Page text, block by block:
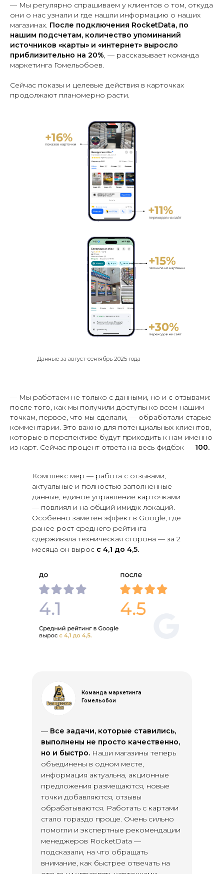
— Мы регулярно спрашиваем у клиентов о том, откуда
они о нас узнали и где нашли информацию о наших
магазинах. После подключения RocketData, по
нашим подсчетам, количество упоминаний
источников «карты» и «интернет» выросло
приблизительно на 20%, — рассказывает команда
маркетинга Гомельобоев.
Сейчас показы и целевые действия в карточках
продолжают планомерно расти.
Данные за август-сентябрь 2025 года
— Мы работаем не только с данными, но и с отзывами:
после того, как мы получили доступы ко всем нашим
точкам, первое, что мы сделали, — обработали старые
комментарии. Это важно для потенциальных клиентов,
которые в перспективе будут приходить к нам именно
из карт. Сейчас процент ответа на весь фидбэк — 100.
Комплекс мер — работа с отзывами,
актуальные и полностью заполненные
данные, единое управление карточками
— повлиял и на общий имидж локаций.
Особенно заметен эффект в Google, где
ранее рост среднего рейтинга
сдерживала техническая сторона — за 2
месяца он вырос с 4,1 до 4,5.
— Все задачи, которые ставились,
выполнены не просто качественно,
но и быстро. Наши магазины теперь
объединены в одном месте,
информация актуальна, акционные
предложения размещаются, новые
точки добавляются, отзывы
обрабатываются. Работать с картами
стало гораздо проще. Очень сильно
помогли и экспертные рекомендации
менеджеров RocketData —
подсказали, на что обращать
внимание, как быстрее отвечать на
Команда маркетинга
Гомельобои